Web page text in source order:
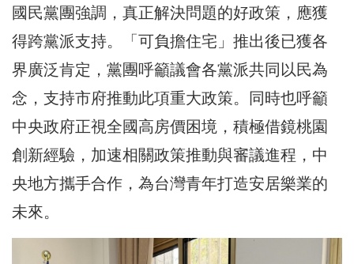
國民黨團強調，真正解決問題的好政策，應獲
得跨黨派支持。「可負擔住宅」推出後已獲各
界廣泛肯定，黨團呼籲議會各黨派共同以民為
念，支持市府推動此項重大政策。同時也呼籲
中央政府正視全國高房價困境，積極借鏡桃園
創新經驗，加速相關政策推動與審議進程，中
央地方攜手合作，為台灣青年打造安居樂業的
未來。